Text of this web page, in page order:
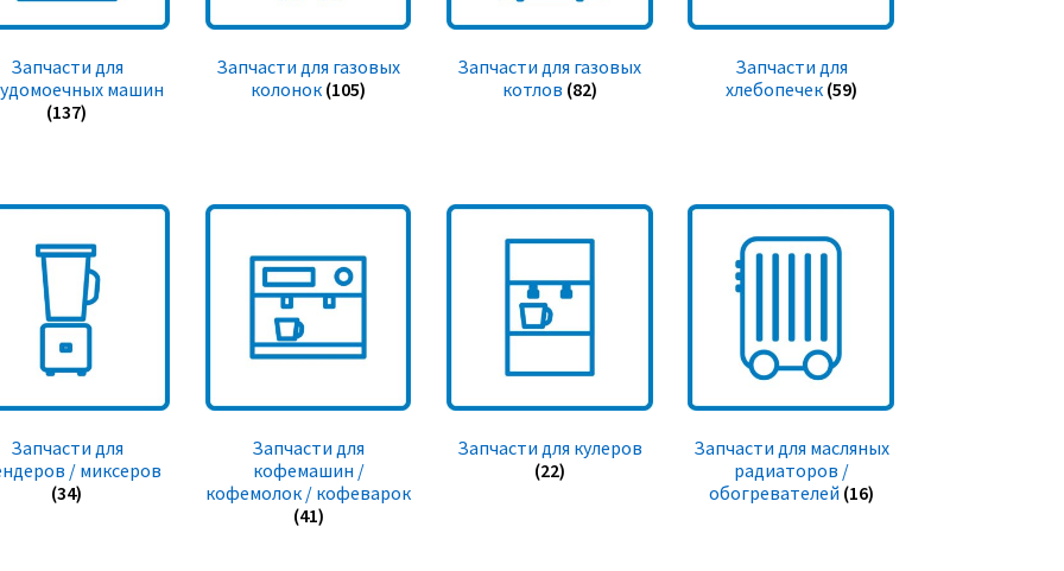
Запчасти для
машин
(137)
Запчасти для газовых
колонок (105)
Запчасти для газовых
котлов (82)
Запчасти для
хлебопечек (59)
Запчасти для
/ миксеров
(34)
Запчасти для
кофемашин /
кофемолок / кофеварок
(41)
Запчасти для кулеров
(22)
Запчасти для масляных
радиаторов /
обогревателей (16)